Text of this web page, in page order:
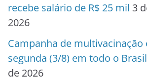
recebe salário de R$ 25 mil 3
2026
Campanha de multivacinação
segunda (3/8) em todo o Brasil
de 2026